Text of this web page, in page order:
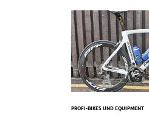
PROFI-BIKES UND EQUIPMENT